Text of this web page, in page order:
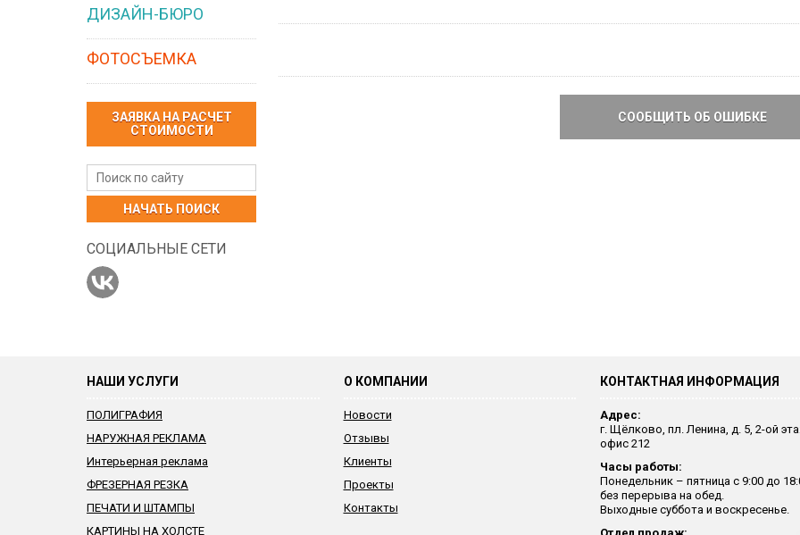
ДИЗАЙН-БЮРО
ФОТОСЪЕМКА
ЗАЯВКА НА РАСЧЕТ
СТОИМОСТИ
НАЧАТЬ ПОИСК
СОЦИАЛЬНЫЕ СЕТИ
СООБЩИТЬ ОБ ОШИБКЕ
НАШИ УСЛУГИ
ПОЛИГРАФИЯ
НАРУЖНАЯ РЕКЛАМА
Интерьерная реклама
ФРЕЗЕРНАЯ РЕЗКА
ПЕЧАТИ И ШТАМПЫ
КАРТИНЫ НА ХОЛСТЕ
О КОМПАНИИ
Новости
Отзывы
Клиенты
Проекты
Контакты
КОНТАКТНАЯ ИНФОРМАЦИЯ
Адрес:
г. Щёлково, пл. Ленина, д. 5, 2-ой
офис 212
Часы работы:
Понедельник – пятница с 9:00 до
без перерыва на обед.
Выходные суббота и воскресенье.